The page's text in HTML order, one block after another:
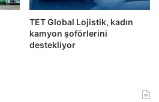
TET Global Lojistik, kadın
kamyon şoförlerini
destekliyor